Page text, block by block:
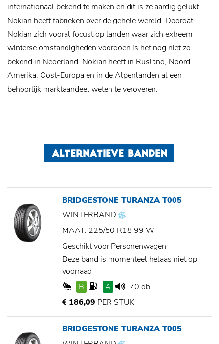
internationaal bekend te maken en dit is ze aardig gelukt.
Nokian heeft fabrieken over de gehele wereld. Doordat
Nokian zich vooral focust op landen waar zich extreem
winterse omstandigheden voordoen is het nog niet zo
bekend in Nederland. Nokian heeft in Rusland, Noord-
Amerika, Oost-Europa en in de Alpenlanden al een
behoorlijk marktaandeel weten te veroveren.
ALTERNATIEVE BANDEN
BRIDGESTONE TURANZA T005
WINTERBAND
MAAT: 225/50 R18 99 W
Geschikt voor Personenwagen
Deze band is momenteel helaas niet op
voorraad
B
A
70 db
€ 186,09 PER STUK
BRIDGESTONE TURANZA T005